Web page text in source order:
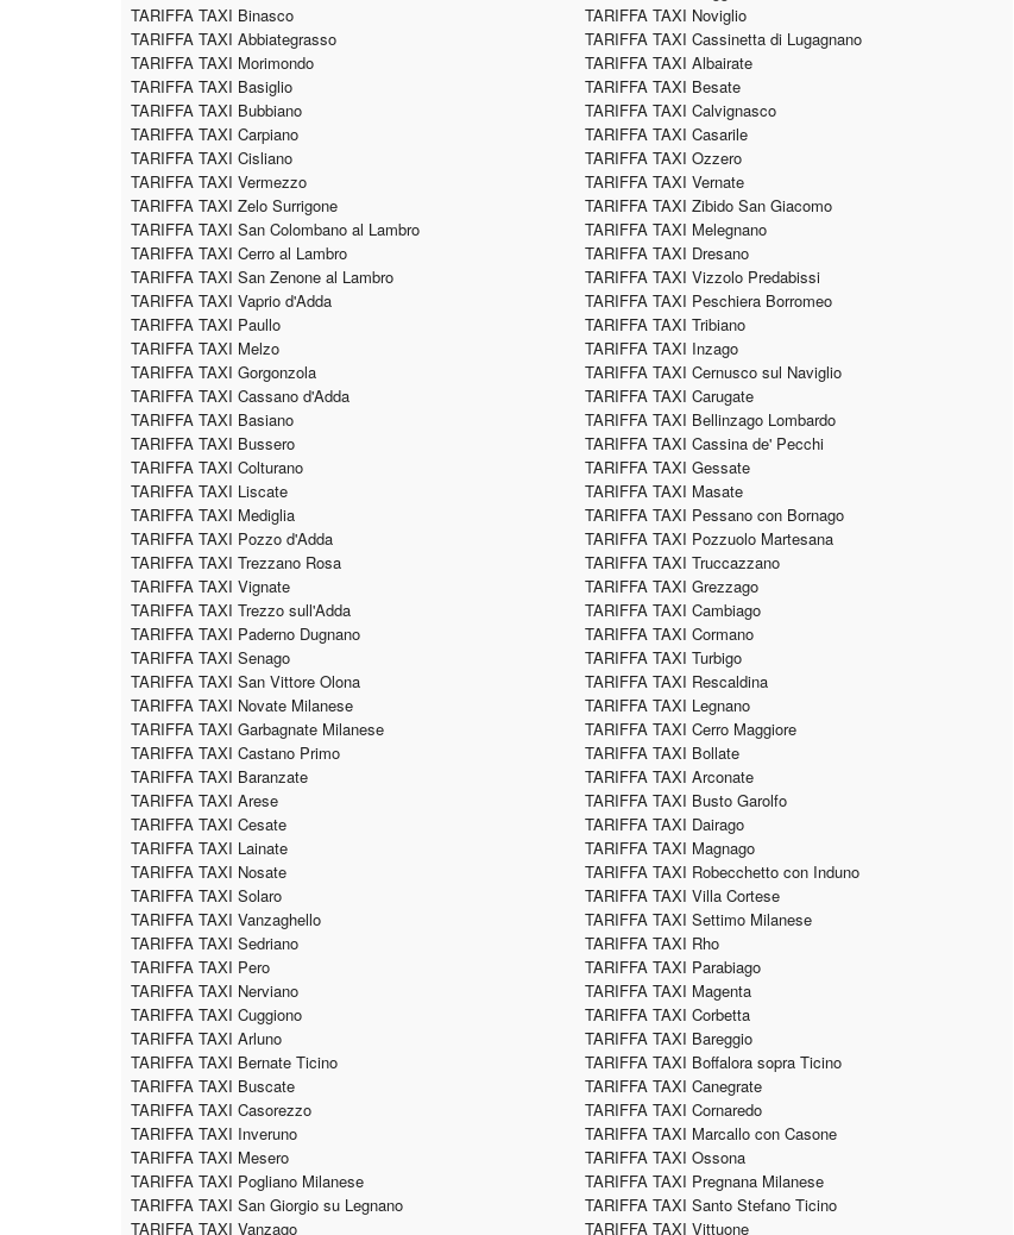
TARIFFA TAXI Binasco
TARIFFA TAXI Noviglio
TARIFFA TAXI Abbiategrasso
TARIFFA TAXI Cassinetta di Lugagnano
TARIFFA TAXI Morimondo
TARIFFA TAXI Albairate
TARIFFA TAXI Basiglio
TARIFFA TAXI Besate
TARIFFA TAXI Bubbiano
TARIFFA TAXI Calvignasco
TARIFFA TAXI Carpiano
TARIFFA TAXI Casarile
TARIFFA TAXI Cisliano
TARIFFA TAXI Ozzero
TARIFFA TAXI Vermezzo
TARIFFA TAXI Vernate
TARIFFA TAXI Zelo Surrigone
TARIFFA TAXI Zibido San Giacomo
TARIFFA TAXI San Colombano al Lambro
TARIFFA TAXI Melegnano
TARIFFA TAXI Cerro al Lambro
TARIFFA TAXI Dresano
TARIFFA TAXI San Zenone al Lambro
TARIFFA TAXI Vizzolo Predabissi
TARIFFA TAXI Vaprio d'Adda
TARIFFA TAXI Peschiera Borromeo
TARIFFA TAXI Paullo
TARIFFA TAXI Tribiano
TARIFFA TAXI Melzo
TARIFFA TAXI Inzago
TARIFFA TAXI Gorgonzola
TARIFFA TAXI Cernusco sul Naviglio
TARIFFA TAXI Cassano d'Adda
TARIFFA TAXI Carugate
TARIFFA TAXI Basiano
TARIFFA TAXI Bellinzago Lombardo
TARIFFA TAXI Bussero
TARIFFA TAXI Cassina de' Pecchi
TARIFFA TAXI Colturano
TARIFFA TAXI Gessate
TARIFFA TAXI Liscate
TARIFFA TAXI Masate
TARIFFA TAXI Mediglia
TARIFFA TAXI Pessano con Bornago
TARIFFA TAXI Pozzo d'Adda
TARIFFA TAXI Pozzuolo Martesana
TARIFFA TAXI Trezzano Rosa
TARIFFA TAXI Truccazzano
TARIFFA TAXI Vignate
TARIFFA TAXI Grezzago
TARIFFA TAXI Trezzo sull'Adda
TARIFFA TAXI Cambiago
TARIFFA TAXI Paderno Dugnano
TARIFFA TAXI Cormano
TARIFFA TAXI Senago
TARIFFA TAXI Turbigo
TARIFFA TAXI San Vittore Olona
TARIFFA TAXI Rescaldina
TARIFFA TAXI Novate Milanese
TARIFFA TAXI Legnano
TARIFFA TAXI Garbagnate Milanese
TARIFFA TAXI Cerro Maggiore
TARIFFA TAXI Castano Primo
TARIFFA TAXI Bollate
TARIFFA TAXI Baranzate
TARIFFA TAXI Arconate
TARIFFA TAXI Arese
TARIFFA TAXI Busto Garolfo
TARIFFA TAXI Cesate
TARIFFA TAXI Dairago
TARIFFA TAXI Lainate
TARIFFA TAXI Magnago
TARIFFA TAXI Nosate
TARIFFA TAXI Robecchetto con Induno
TARIFFA TAXI Solaro
TARIFFA TAXI Villa Cortese
TARIFFA TAXI Vanzaghello
TARIFFA TAXI Settimo Milanese
TARIFFA TAXI Sedriano
TARIFFA TAXI Rho
TARIFFA TAXI Pero
TARIFFA TAXI Parabiago
TARIFFA TAXI Nerviano
TARIFFA TAXI Magenta
TARIFFA TAXI Cuggiono
TARIFFA TAXI Corbetta
TARIFFA TAXI Arluno
TARIFFA TAXI Bareggio
TARIFFA TAXI Bernate Ticino
TARIFFA TAXI Boffalora sopra Ticino
TARIFFA TAXI Buscate
TARIFFA TAXI Canegrate
TARIFFA TAXI Casorezzo
TARIFFA TAXI Cornaredo
TARIFFA TAXI Inveruno
TARIFFA TAXI Marcallo con Casone
TARIFFA TAXI Mesero
TARIFFA TAXI Ossona
TARIFFA TAXI Pogliano Milanese
TARIFFA TAXI Pregnana Milanese
TARIFFA TAXI San Giorgio su Legnano
TARIFFA TAXI Santo Stefano Ticino
TARIFFA TAXI Vanzago
TARIFFA TAXI Vittuone